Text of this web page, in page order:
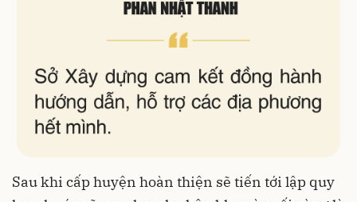
Sau khi cấp huyện hoàn thiện sẽ tiến tới lập quy